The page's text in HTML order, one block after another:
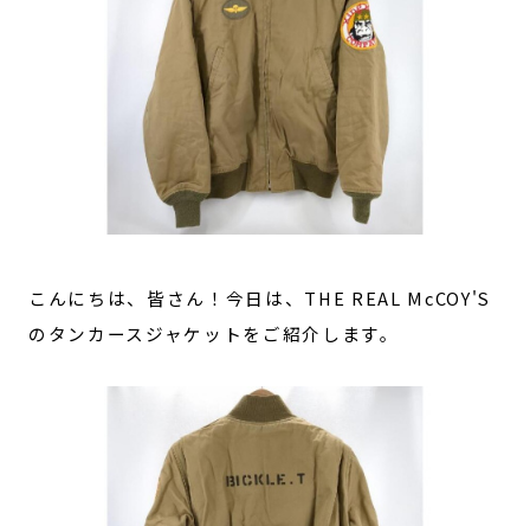
こんにちは、皆さん！今日は、THE REAL McCOY'S
のタンカースジャケットをご紹介します。